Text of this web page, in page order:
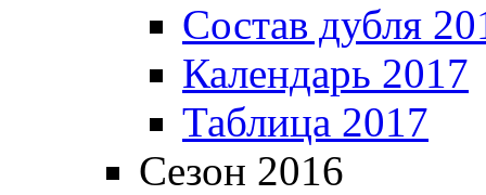
Состав дубля
Календарь 2017
Таблица 2017
Сезон 2016